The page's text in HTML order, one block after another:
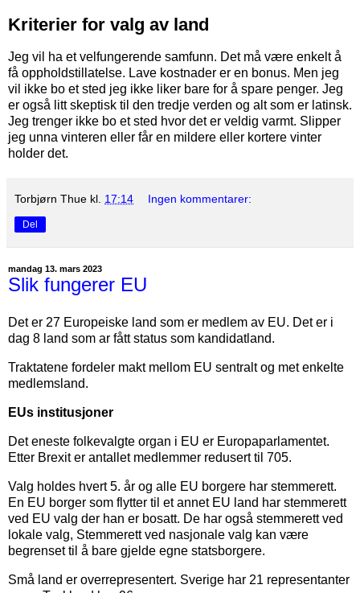
Kriterier for valg av land
Jeg vil ha et velfungerende samfunn. Det må være enkelt å
få oppholdstillatelse. Lave kostnader er en bonus. Men jeg
vil ikke bo et sted jeg ikke liker bare for å spare penger. Jeg
er også litt skeptisk til den tredje verden og alt som er latinsk.
Jeg trenger ikke bo et sted hvor det er veldig varmt. Slipper
jeg unna vinteren eller får en mildere eller kortere vinter
holder det.
Torbjørn Thue kl. 17:14 Ingen kommentarer:
Del
mandag 13. mars 2023
Slik fungerer EU
Det er 27 Europeiske land som er medlem av EU. Det er i
dag 8 land som ar fått status som kandidatland.
Traktatene fordeler makt mellom EU sentralt og met enkelte
medlemsland.
EUs institusjoner
Det eneste folkevalgte organ i EU er Europaparlamentet.
Etter Brexit er antallet medlemmer redusert til 705.
Valg holdes hvert 5. år og alle EU borgere har stemmerett.
En EU borger som flytter til et annet EU land har stemmerett
ved EU valg der han er bosatt. De har også stemmerett ved
lokale valg, Stemmerett ved nasjonale valg kan være
begrenset til å bare gjelde egne statsborgere.
Små land er overrepresentert. Sverige har 21 representanter